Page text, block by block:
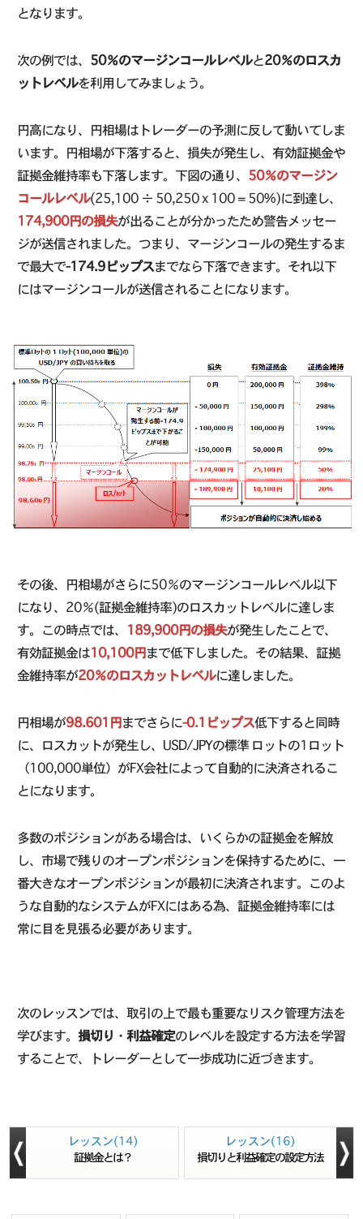
となります。
次の例では、 50％のマージンコールレベルと20％のロスカ
ットレベルを利用してみましょう。
円高になり、円相場はトレーダーの予測に反して動いてしま
います。円相場が下落すると、損失が発生し、有効証拠金や
証拠金維持率も下落します。下図の通り、 50％のマージン
コールレベル(25,100 ÷ 50,250 x 100 = 50%)に到達し、
174,900円の損失が出ることが分かったため警告メッセー
ジが送信されました。つまり、マージンコールの発生するま
で最大で-174.9ピップスまでなら下落できます。それ以下
にはマージンコールが送信されることになります。
その後、円相場がさらに50％のマージンコールレベル以下
になり、20％(証拠金維持率)のロスカットレベルに達しま
す。この時点では、 189,900円の損失が発生したことで、
有効証拠金は10,100円まで低下しました。その結果、証拠
金維持率が20％のロスカットレベルに達しました。
円相場が98.601円までさらに-0.1ピップス低下すると同時
に、ロスカットが発生し、USD/JPYの標準 ロットの1ロット
（100,000単位）がFX会社によって自動的に決済されるこ
とになります。
多数のポジションがある場合は、いくらかの証拠金を解放
し、市場で残りのオープンポジションを保持するために、一
番大きなオープンポジションが最初に決済されます。このよ
うな自動的なシステムがFXにはある為、証拠金維持率には
常に目を見張る必要があります。
次のレッスンでは、取引の上で最も重要なリスク管理方法を
学びます。損切り ・利益確定のレベルを設定する方法を学習
することで、トレーダーとして一歩成功に近づきます。
レッスン(14)
証拠金とは？
レッスン(16)
損切りと利益確定の設定方法